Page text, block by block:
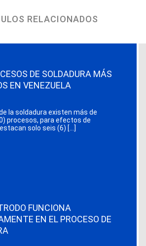
RELACIONADOS
DE SOLDADURA MÁS
EN VENEZUELA
la soldadura existen más de
procesos, para efectos de
solo seis (6) […]
FUNCIONA
EN EL PROCESO DE